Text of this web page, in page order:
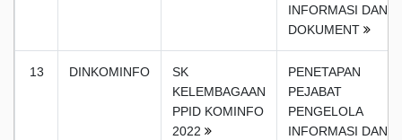
INFORMASI DAN
DOKUMENT
13 DINKOMINFO
SK
KELEMBAGAAN
PPID KOMINFO
2022
PENETAPAN
PEJABAT
PENGELOLA
INFORMASI DAN